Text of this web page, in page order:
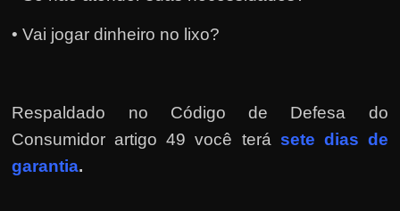
M
a
• Vai jogar dinheiro no lixo?
Respaldado no Código de Defesa do
Consumidor artigo 49 você terá sete dias de
garantia.